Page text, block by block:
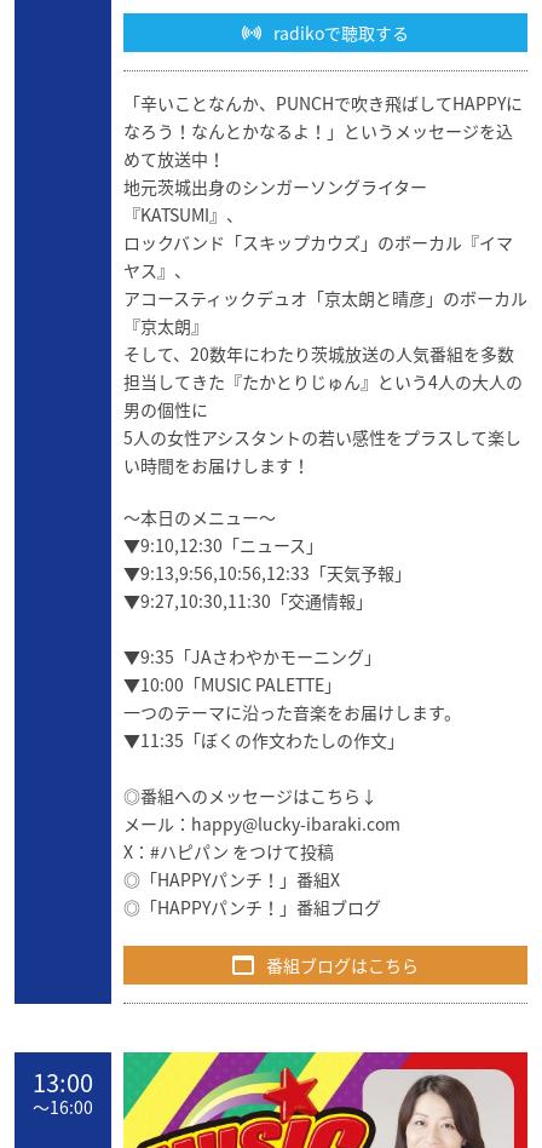
radikoで聴取する
「辛いことなんか、PUNCHで吹き飛ばしてHAPPYに
なろう！なんとかなるよ！」というメッセージを込
めて放送中！
地元茨城出身のシンガーソングライター
『KATSUMI』、
ロックバンド「スキップカウズ」のボーカル『イマ
ヤス』、
アコースティックデュオ「京太朗と晴彦」のボーカル
『京太朗』
そして、20数年にわたり茨城放送の人気番組を多数
担当してきた『たかとりじゅん』という4人の大人の
男の個性に
5人の女性アシスタントの若い感性をプラスして楽し
い時間をお届けします！
～本日のメニュー～
▼9:10,12:30「ニュース」
▼9:13,9:56,10:56,12:33「天気予報」
▼9:27,10:30,11:30「交通情報」
▼9:35「JAさわやかモーニング」
▼10:00「MUSIC PALETTE」
一つのテーマに沿った音楽をお届けします。
▼11:35「ぼくの作文わたしの作文」
◎番組へのメッセージはこちら↓
メール： happy@lucky-ibaraki.com
X：#ハピパン をつけて投稿
◎「HAPPYパンチ！」番組X
◎「HAPPYパンチ！」番組ブログ
番組ブログはこちら
13:00
〜16:00